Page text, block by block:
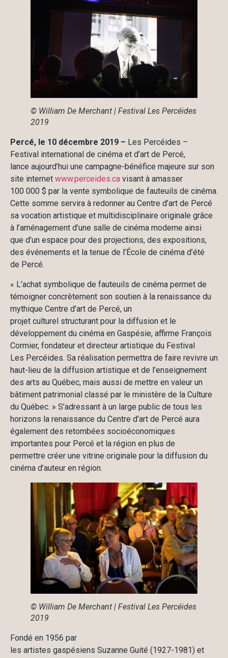
© William De Merchant | Festival Les Percéides
2019
Percé, le 10 décembre 2019 – Les Percéides –
Festival international de cinéma et d’art de Percé,
lance aujourd’hui une campagne-bénéfice majeure sur son
site internet www.perceides.ca visant à amasser
100 000 $ par la vente symbolique de fauteuils de cinéma.
Cette somme servira à redonner au Centre d’art de Percé
sa vocation artistique et multidisciplinaire originale grâce
à l’aménagement d’une salle de cinéma moderne ainsi
que d’un espace pour des projections, des expositions,
des événements et la tenue de l’École de cinéma d’été
de Percé.
« L’achat symbolique de fauteuils de cinéma permet de
témoigner concrètement son soutien à la renaissance du
mythique Centre d’art de Percé, un
projet culturel structurant pour la diffusion et le
développement du cinéma en Gaspésie, affirme François
Cormier, fondateur et directeur artistique du Festival
Les Percéides. Sa réalisation permettra de faire revivre un
haut-lieu de la diffusion artistique et de l’enseignement
des arts au Québec, mais aussi de mettre en valeur un
bâtiment patrimonial classé par le ministère de la Culture
du Québec. » S’adressant à un large public de tous les
horizons la renaissance du Centre d’art de Percé aura
également des retombées socioéconomiques
importantes pour Percé et la région en plus de
permettre créer une vitrine originale pour la diffusion du
cinéma d’auteur en région.
© William De Merchant | Festival Les Percéides
2019
Fondé en 1956 par
les artistes gaspésiens Suzanne Guité (1927-1981) et